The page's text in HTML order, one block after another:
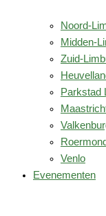
Noord-
Midden-
Zuid-
Parkstad
Roermond
Venlo
Evenementen